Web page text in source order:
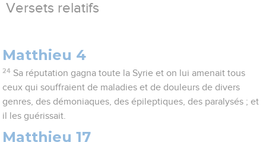
Versets relatifs
Matthieu 4
24 Sa réputation gagna toute la Syrie et on lui amenait tous
ceux qui souffraient de maladies et de douleurs de divers
genres, des démoniaques, des épileptiques, des paralysés ; et
il les guérissait.
Matthieu 17